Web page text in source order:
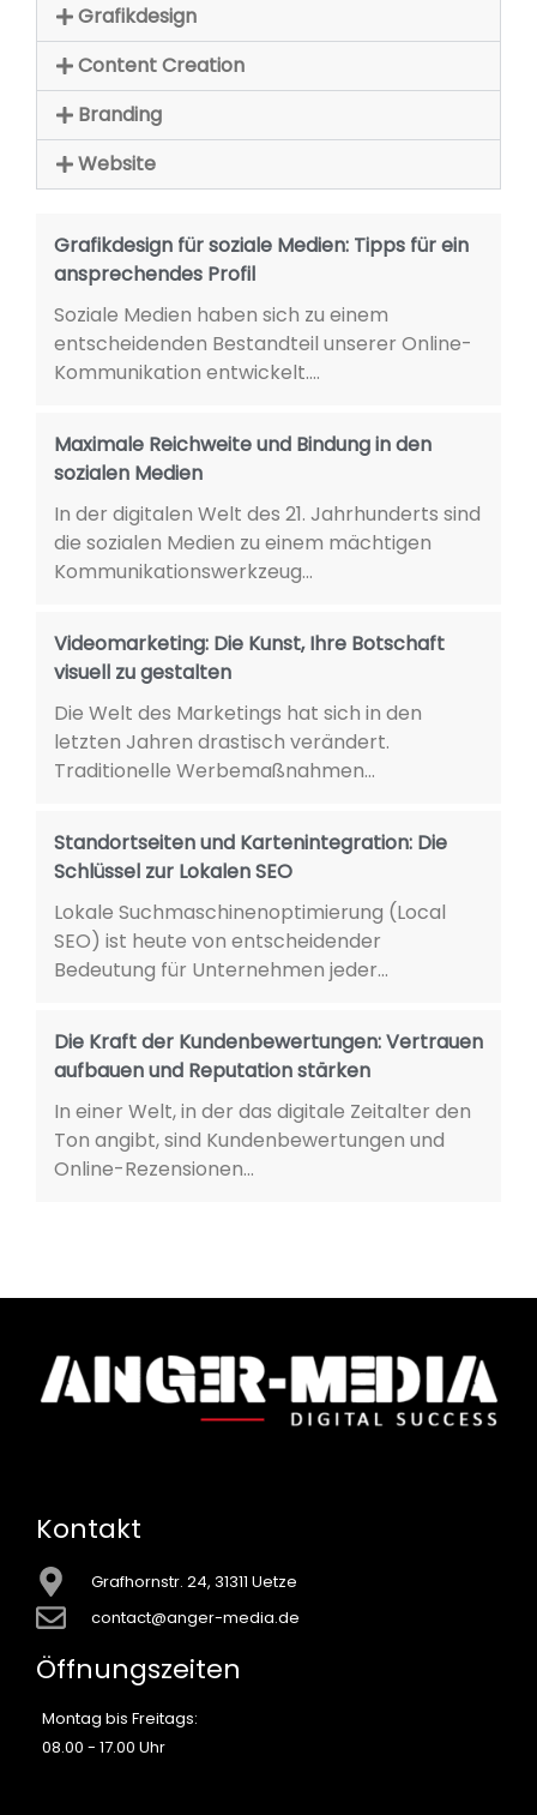
Grafikdesign
Content Creation
Branding
Website
Grafikdesign für soziale Medien: Tipps für ein
ansprechendes Profil
Soziale Medien haben sich zu einem
entscheidenden Bestandteil unserer Online-
Kommunikation entwickelt....
Maximale Reichweite und Bindung in den
sozialen Medien
In der digitalen Welt des 21. Jahrhunderts sind
die sozialen Medien zu einem mächtigen
Kommunikationswerkzeug...
Videomarketing: Die Kunst, Ihre Botschaft
visuell zu gestalten
Die Welt des Marketings hat sich in den
letzten Jahren drastisch verändert.
Traditionelle Werbemaßnahmen...
Standortseiten und Kartenintegration: Die
Schlüssel zur Lokalen SEO
Lokale Suchmaschinenoptimierung (Local
SEO) ist heute von entscheidender
Bedeutung für Unternehmen jeder...
Die Kraft der Kundenbewertungen: Vertrauen
aufbauen und Reputation stärken
In einer Welt, in der das digitale Zeitalter den
Ton angibt, sind Kundenbewertungen und
Online-Rezensionen...
Kontakt
Grafhornstr. 24, 31311 Uetze
contact@anger-media.de
Öffnungszeiten
Montag bis Freitags:
08.00 - 17.00 Uhr